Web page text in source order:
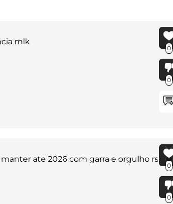
mlk
0
0
ate 2026 com garra e orgulho rs
0
0